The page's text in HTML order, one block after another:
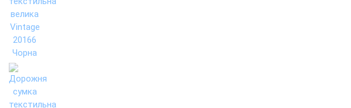
© jackinshop.com.ua, 2013-2021 г.